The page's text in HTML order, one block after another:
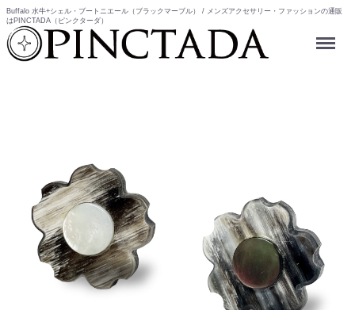
Buffalo 水牛+シェル・ブートニエール（ブラックマーブル） / メンズアクセサリー・ファッションの通販
はPINCTADA（ピンクターダ）
Menu